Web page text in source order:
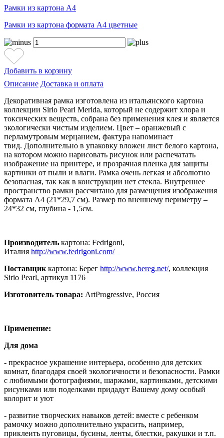
Рамки из картона А4
Рамки из картона формата А4 цветные
Добавить в корзину
Описание Доставка и оплата
Декоративная рамка изготовлена из итальянского картона
коллекции Sirio Pearl Merida, который не содержит хлора и
токсических веществ, собрана без применения клея и является
экологически чистым изделием. Цвет – оранжевый с
перламутровым мерцанием, фактура напоминает
твид. Дополнительно в упаковку вложен лист белого картона,
на котором можно нарисовать рисунок или распечатать
изображение на принтере, и прозрачная пленка для защиты
картинки от пыли и влаги. Рамка очень легкая и абсолютно
безопасная, так как в конструкции нет стекла. Внутреннее
пространство рамки рассчитано для размещения изображения
формата А4 (21*29,7 см). Размер по внешнему периметру –
24*32 см, глубина - 1,5см.
Производитель картона: Fedrigoni,
Италия http://www.fedrigoni.com/
Поставщик картона: Берег http://www.bereg.net/, коллекция
Sirio Pearl, артикул 1176
Изготовитель товара: ArtProgressive, Россия
Применение:
Для дома
- прекрасное украшение интерьера, особенно для детских
комнат, благодаря своей экологичности и безопасности. Рамки
с любимыми фотографиями, шаржами, картинками, детскими
рисунками или поделками придадут Вашему дому особый
колорит и уют
- развитие творческих навыков детей: вместе с ребенком
рамочку можно дополнительно украсить, например,
приклеить пуговицы, бусины, ленты, блестки, ракушки и т.п.